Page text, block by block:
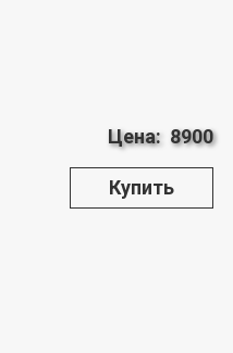
Цена: 8900
Купить